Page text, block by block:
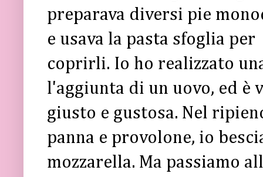
preparava diversi pie
e usava la pasta sfoglia per
coprirli. Io ho realizzato
l'aggiunta di un uovo, ed è
giusto e gustosa. Nel
panna e provolone, io
mozzarella. Ma passiamo